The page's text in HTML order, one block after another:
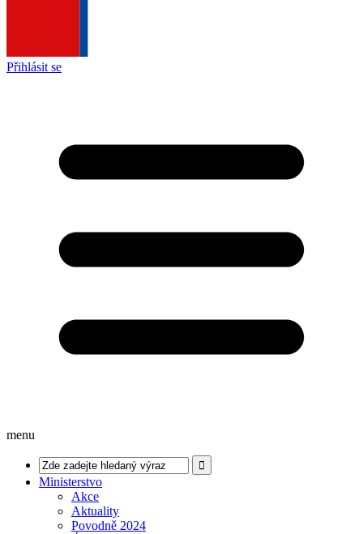
Přihlásit se
menu
Ministerstvo
Akce
Aktuality
Povodně 2024